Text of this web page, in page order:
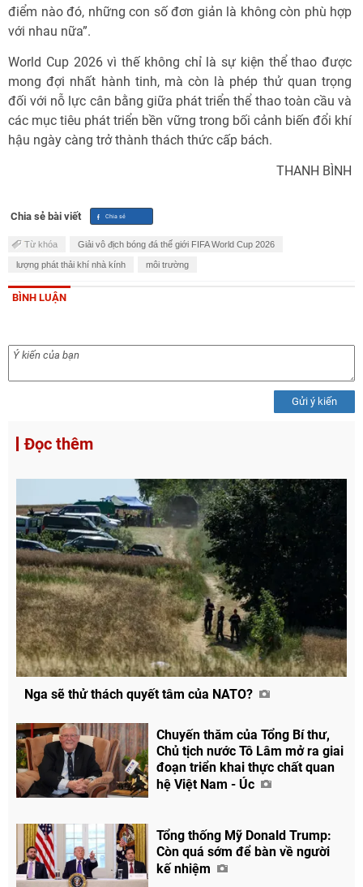
điểm nào đó, những con số đơn giản là không còn phù hợp
với nhau nữa”.
World Cup 2026 vì thế không chỉ là sự kiện thể thao được
mong đợi nhất hành tinh, mà còn là phép thử quan trọng
đối với nỗ lực cân bằng giữa phát triển thể thao toàn cầu và
các mục tiêu phát triển bền vững trong bối cảnh biến đổi khí
hậu ngày càng trở thành thách thức cấp bách.
THANH BÌNH
Chia sẻ bài viết
Từ khóa Giải vô địch bóng đá thế giới FIFA World Cup 2026
lượng phát thải khí nhà kính môi trường
BÌNH LUẬN
Gửi ý kiến
Đọc thêm
Nga sẽ thử thách quyết tâm của NATO?
Chuyến thăm của Tổng Bí thư,
Chủ tịch nước Tô Lâm mở ra giai
đoạn triển khai thực chất quan
hệ Việt Nam - Úc
Tổng thống Mỹ Donald Trump:
Còn quá sớm để bàn về người
kế nhiệm